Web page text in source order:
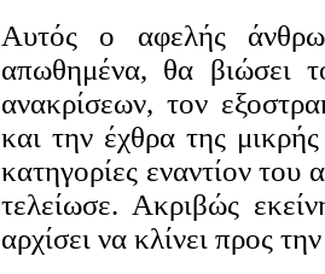
Αυτός ο αφελής
απωθημένα, θα βιώσει
ανακρίσεων, τον
και την έχθρα της
κατηγορίες εναντίον του
τελείωσε. Ακριβώς
αρχίσει να κλίνει προς